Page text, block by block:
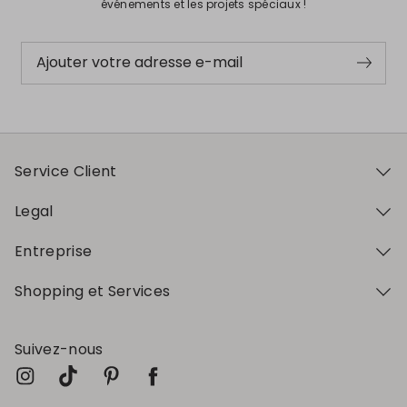
événements et les projets spéciaux !
Ajouter votre adresse e-mail
Service Client
Legal
Entreprise
Shopping et Services
Suivez-nous